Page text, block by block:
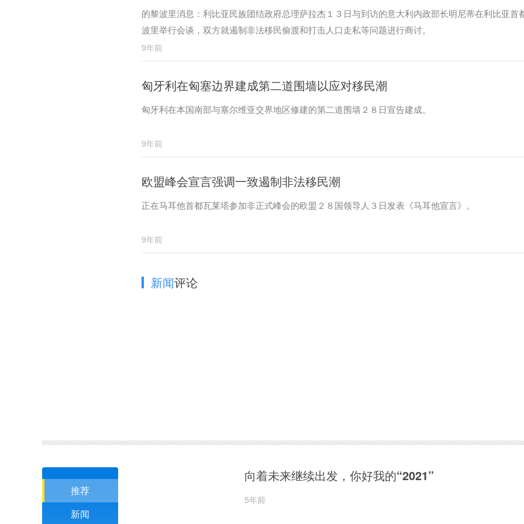
的黎波里消息：利比亚民族团结政府总理萨拉杰１３日与到访的意大利内政部长明尼蒂在利比亚首
波里举行会谈，双方就遏制非法移民偷渡和打击人口走私等问题进行商讨。
9年前
匈牙利在匈塞边界建成第二道围墙以应对移民潮
匈牙利在本国南部与塞尔维亚交界地区修建的第二道围墙２８日宣告建成。
9年前
欧盟峰会宣言强调一致遏制非法移民潮
正在马耳他首都瓦莱塔参加非正式峰会的欧盟２８国领导人３日发表《马耳他宣言》。
9年前
新闻评论
推荐
新闻
向着未来继续出发，你好我的“2021”
5年前